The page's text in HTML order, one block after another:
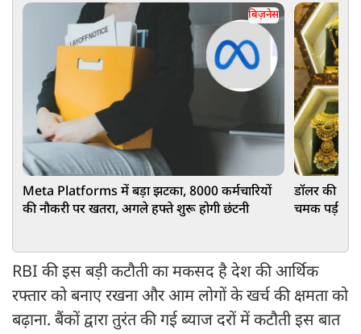
बिज़नेस
Meta Platforms में बड़ा झटका, 8000 कर्मचारियों
की नौकरी पर खतरा, अगले हफ्ते शुरू होगी छंटनी
डॉलर की
चमक पड़ी
RBI की इस बड़ी कटौती का मकसद है देश की आर्थिक
रफ्तार को बनाए रखना और आम लोगों के खर्च की क्षमता को
बढ़ाना. बैंकों द्वारा तुरंत की गई ब्याज दरों में कटौती इस बात